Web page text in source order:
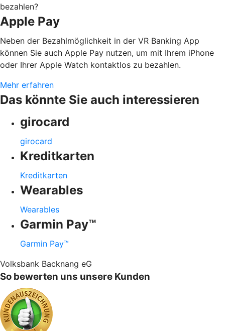
bezahlen?
Apple Pay
Neben der Bezahlmöglichkeit in der VR Banking App
können Sie auch Apple Pay nutzen, um mit Ihrem iPhone
oder Ihrer Apple Watch kontaktlos zu bezahlen.
Mehr erfahren
Das könnte Sie auch interessieren
girocard
girocard
Kreditkarten
Kreditkarten
Wearables
Wearables
Garmin Pay™
Garmin Pay™
Volksbank Backnang eG
So bewerten uns unsere Kunden